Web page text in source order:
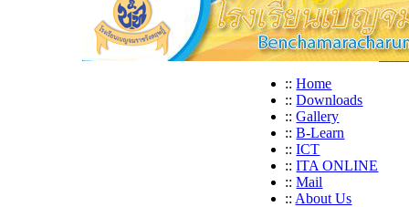
:: Home
:: Downloads
:: Gallery
:: B-Learn
:: ICT
:: ITA ONLINE
:: Mail
:: About Us